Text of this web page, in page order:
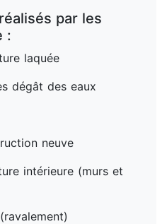
par les
:
laquée
dégât des eaux
neuve
intérieure (murs et